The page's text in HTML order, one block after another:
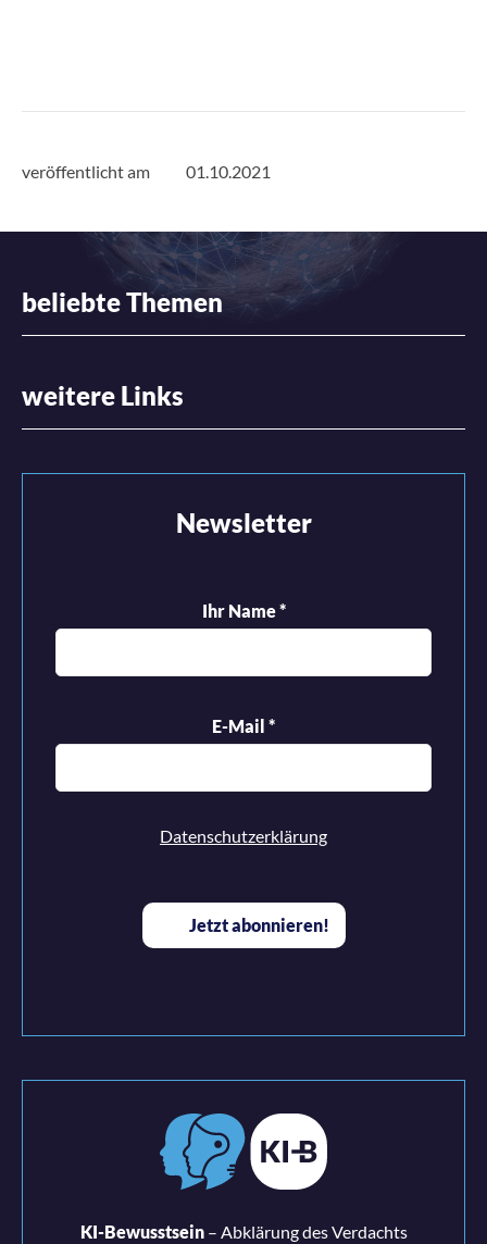
veröffentlicht am 01.10.2021
beliebte Themen
weitere Links
Newsletter
Ihr Name*
E-Mail *
Datenschutzerklärung
KI-Bewusstsein– Abklärung des Verdachts